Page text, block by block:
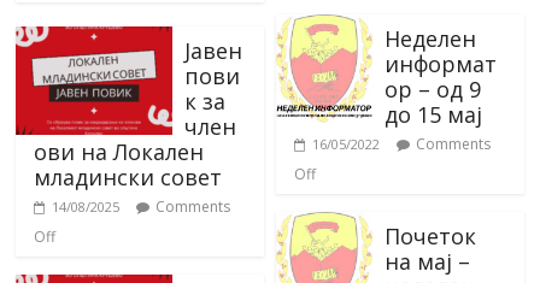
Јавен
пови
к за
член
ови на Локален
младински совет
14/08/2025
Comments
Off
Неделен
информат
ор – од 9
до 15 мај
16/05/2022
Comments
Off
Почеток
на мај –